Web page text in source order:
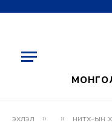
эхлэл » » нитх-ын